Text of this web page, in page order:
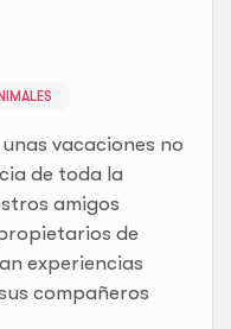
vacaciones no
de toda la
amigos
de
experiencias
compañeros